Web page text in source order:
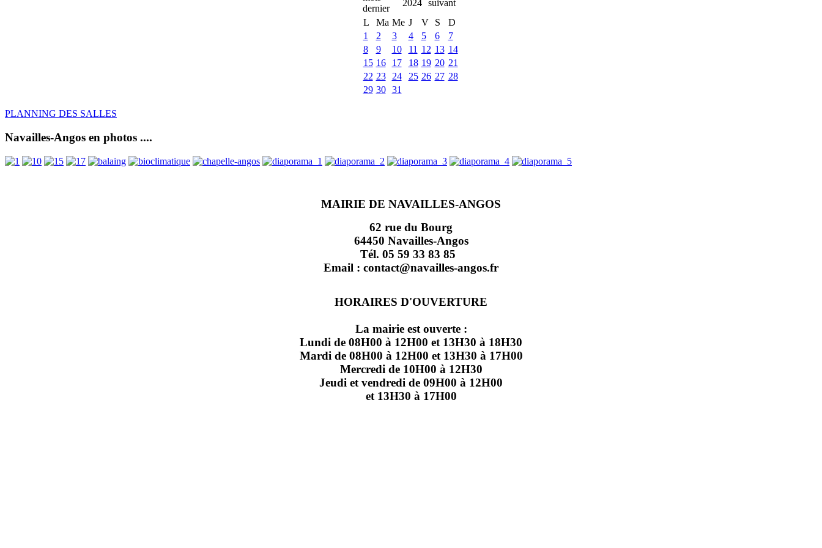
2024
L
Ma Me J V S
D
1
2 3 4 5 6
7
8
9 10 11 12 13 14
15 16 17 18 19 20 21
22 23 24 25 26 27 28
29 30 31
PLANNING DES SALLES
Navailles-Angos en photos ....
MAIRIE DE NAVAILLES-ANGOS
62 rue du Bourg
64450 Navailles-Angos
Tél. 05 59 33 83 85
Email : contact@navailles-angos.fr
HORAIRES D'OUVERTURE
La mairie est ouverte :
Lundi de 08H00 à 12H00 et 13H30 à 18H30
Mardi de 08H00 à 12H00 et 13H30 à 17H00
Mercredi de 10H00 à 12H30
Jeudi et vendredi de 09H00 à 12H00
et 13H30 à 17H00